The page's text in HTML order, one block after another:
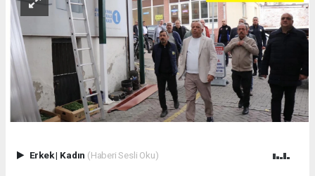
Erkek| Kadın (Haberi Sesli Oku)